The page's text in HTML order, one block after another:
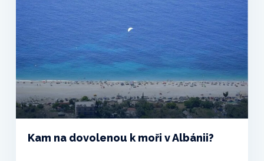
Kam na dovolenou k moři v Albánii?